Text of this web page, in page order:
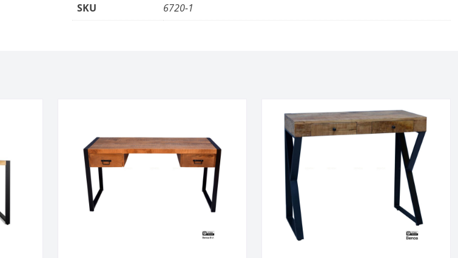
SKU 6720-1